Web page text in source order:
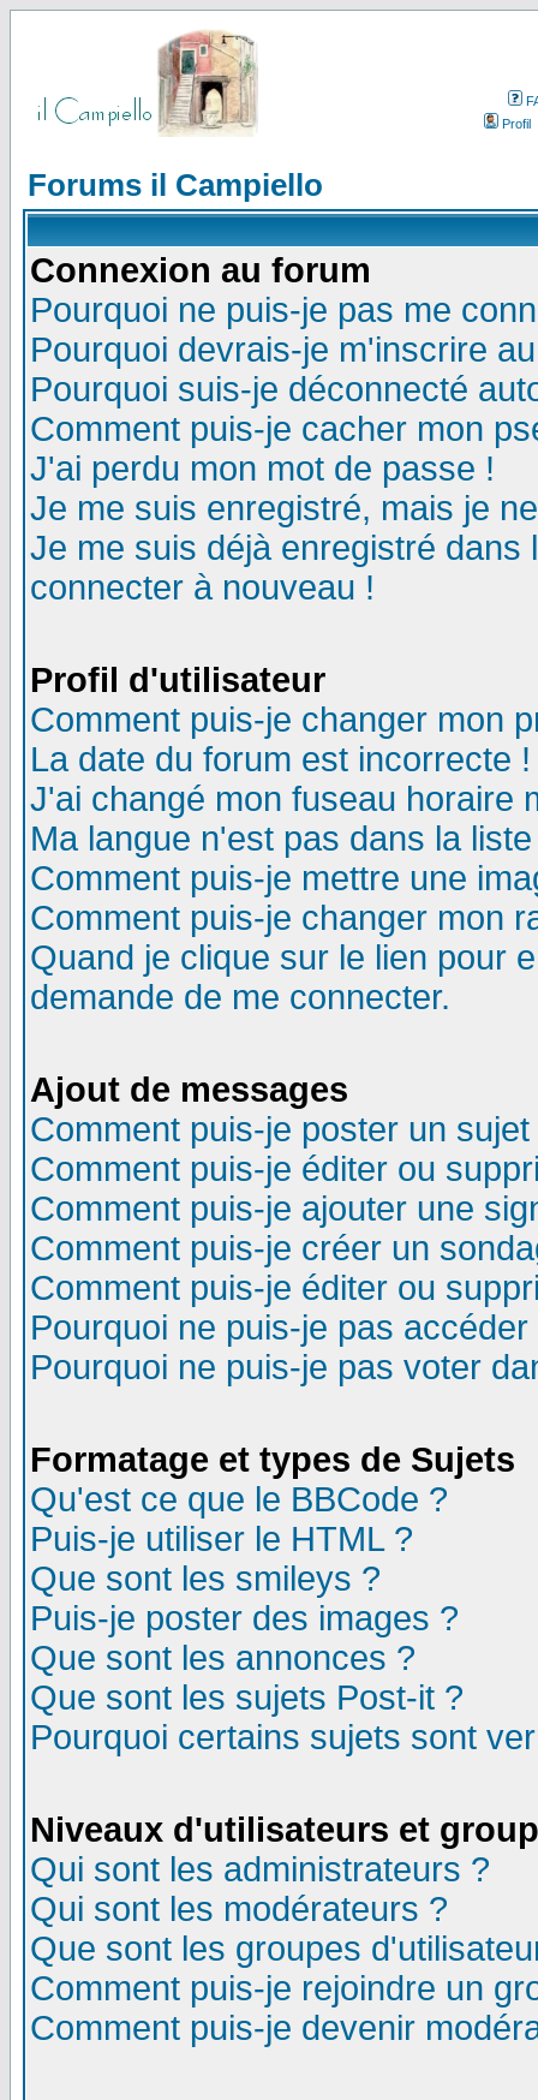
Profil
Forums il Campiello
Connexion au forum
Pourquoi ne puis-je pas me
Pourquoi devrais-je m'inscrire
Pourquoi suis-je déconnecté
Comment puis-je cacher mon
J'ai perdu mon mot de passe !
Je me suis enregistré, mais je
Je me suis déjà enregistré
connecter à nouveau !
Profil d'utilisateur
Comment puis-je changer mon
La date du forum est incorrecte !
J'ai changé mon fuseau horaire
Ma langue n'est pas dans la
Comment puis-je mettre une
Comment puis-je changer mon
Quand je clique sur le lien pour
demande de me connecter.
Ajout de messages
Comment puis-je poster un
Comment puis-je éditer ou
Comment puis-je ajouter une
Comment puis-je créer un
Comment puis-je éditer ou
Pourquoi ne puis-je pas
Pourquoi ne puis-je pas voter
Formatage et types de Sujets
Qu'est ce que le BBCode ?
Puis-je utiliser le HTML ?
Que sont les smileys ?
Puis-je poster des images ?
Que sont les annonces ?
Que sont les sujets Post-it ?
Pourquoi certains sujets sont
Niveaux d'utilisateurs et
Qui sont les administrateurs ?
Qui sont les modérateurs ?
Que sont les groupes
Comment puis-je rejoindre un
Comment puis-je devenir